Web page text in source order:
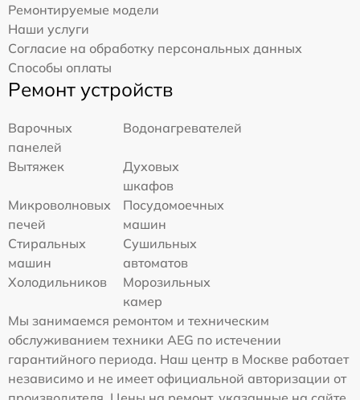
Ремонтируемые модели
Наши услуги
Согласие на обработку персональных данных
Способы оплаты
Ремонт устройств
Варочных
панелей
Водонагревателей
Вытяжек
Духовых
шкафов
Микроволновых
печей
Посудомоечных
машин
Стиральных
машин
Сушильных
автоматов
Холодильников
Морозильных
камер
Мы занимаемся ремонтом и техническим
обслуживанием техники AEG по истечении
гарантийного периода. Наш центр в Москве работает
независимо и не имеет официальной авторизации от